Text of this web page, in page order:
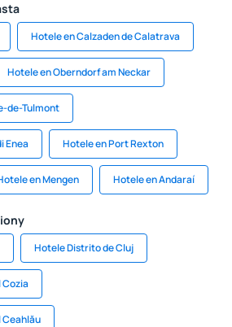
Hotele en Calzaden de Calatrava
Hotele en Oberndorf am Neckar
de-Tulmont
Enea Hotele en Port Rexton
en Mengen Hotele en Andaraí
Hotele Distrito de Cluj